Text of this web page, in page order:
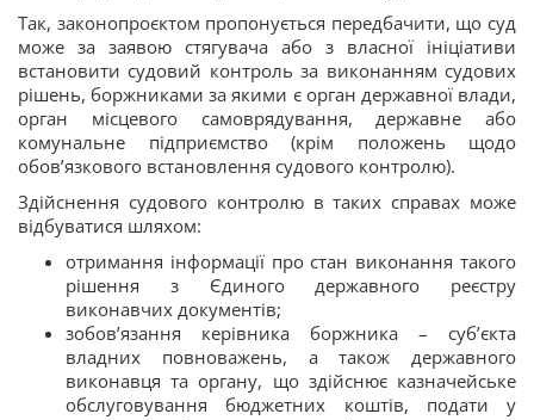
Так, законопроєктом пропонується передбачити, що суд
може за заявою стягувача або з власної ініціативи
встановити судовий контроль за виконанням судових
рішень, боржниками за якими є орган державної влади,
орган місцевого самоврядування, державне або
комунальне підприємство (крім положень щодо
обов’язкового встановлення судового контролю).
Здійснення судового контролю в таких справах може
відбуватися шляхом:
отримання інформації про стан виконання такого
рішення з Єдиного державного реєстру
виконавчих документів;
зобов’язання керівника боржника – суб’єкта
владних повноважень, а також державного
виконавця та органу, що здійснює казначейське
обслуговування бюджетних коштів, подати у